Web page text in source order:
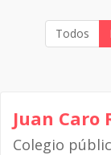
Todos
Juan Caro
Colegio